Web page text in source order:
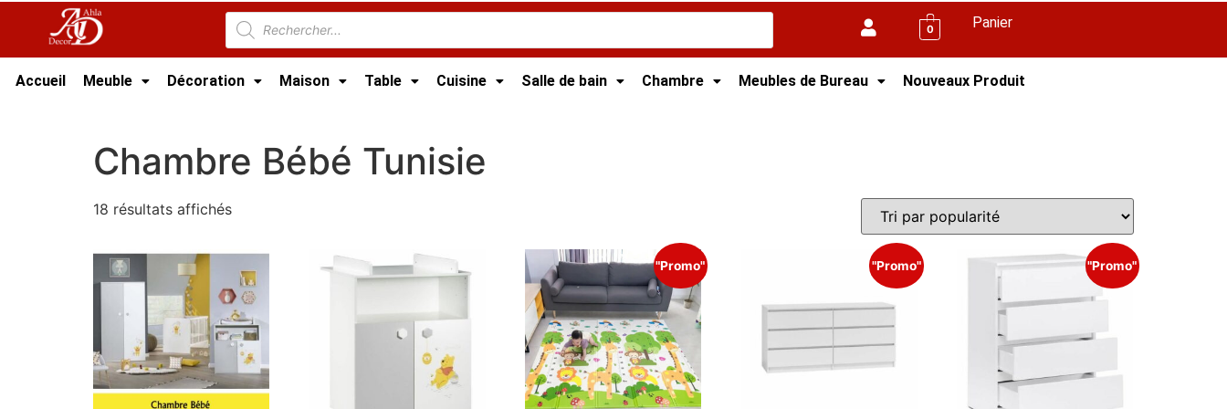
0 Panier
Accueil Meuble Décoration Maison Table Cuisine Salle de bain Chambre Meubles de Bureau Nouveaux Produit
Chambre Bébé Tunisie
18 résultats affichés
"Promo" "Promo" "Promo"